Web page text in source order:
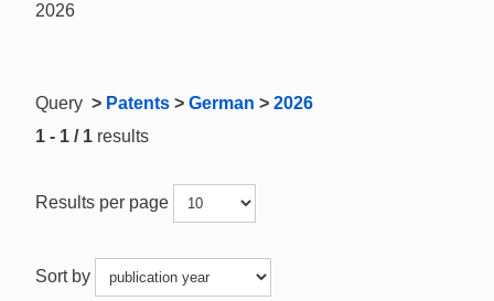
2026
Query > Patents > German > 2026
1 - 1 / 1 results
Results per page
Sort by